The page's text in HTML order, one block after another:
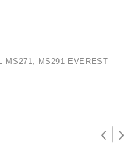
MS271, MS291 EVEREST